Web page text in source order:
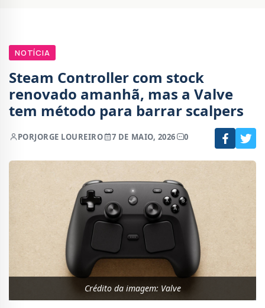
NOTÍCIA
Steam Controller com stock
renovado amanhã, mas a Valve
tem método para barrar scalpers
PORJORGE LOUREIRO 7 DE MAIO, 2026 0
Crédito da imagem: Valve